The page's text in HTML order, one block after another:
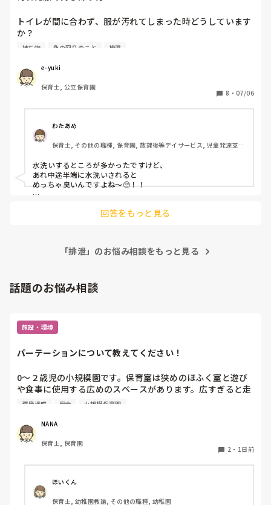
せたりしてるからだと思います。（部屋で同様な声掛けをし
て言う事を聞かせるような保育をしているので）でも、私自
身はやはり子ども達が「おしっこうまくいったねよかった
あげたいと感じます。
ただ、転職してまだ1年未満で、そのクラスの主担任が7.8個
上の先輩なのですが、後輩に対してかなり高圧的な態度です
子もトイレに影響が出てるので、配慮が必要な子は最後の方
に声掛けしてほしい」と伝えたいのですが未だに言えてませ
※夕方の時間帯なので、その次の活動でおやつや昼食や午睡
があるわけでなく室内遊びをしている合間に行っています。
時間に追われているわけでないので個別で対応する時間はた
っぷりあるのに、担任達はいつも急かせか急げ急げという雰
囲気ですごくやりづらいです。
夕方の時間帯は10人前後に担任1オア2人＋フリーが1オア2
た環境のなかで排泄できますもんね少しでも子どもたちにとっ
ても先生にとっても過ごしやすい環境になりますように‥
トイレが間に合わず、服が汚れてしまった時どうしています
か？
勤めている園では、0〜5才全員、そのままビニール袋に入れ
の感覚になっています。でも心の底で、水洗いした方がいい
と思っていて、、、みなさんは水洗いしていますか？
持ち物 身の回りのこと 排泄
e-yuki
保育士, 公立保育園
8 ・ 07/06
わたあめ
保育士, その他の職種, 保育園, 放課後等デイサービス, 児童発達支援
水洗いするところが多かったですけど、
あれ中途半端に水洗いされると
めっちゃ臭いんですよね〜🥺！！
最近思ってます笑🥺！！ 回答をもっと見る
「排泄」のお悩み相談をもっと見る
話題のお悩み相談
施設・環境
パーテーションについて教えてください！
0〜２歳児の小規模園です。保育室は狭めのほふく室と遊び
や食事に使用する広めのスペースがあります。広すぎると走
り回ったりして落ち着かないので、活動によってパーテーシ
うな素材で軽いので、ちょっと体が当たると倒れたり、つか
まり立ちが不安定な子にとっては共倒れになったりで危険で
す。かと言って固定してしまうと活動によって柔軟に移動す
しっかりした重いものを置いていましたが、移動が大変で使
い勝手が悪く、子どもがぶつかって倒れた時に怖い思いをし
ました。
環境構成 安全 小規模保育園
NANA
保育士, 保育園
2 ・ 1日前
ほいくん
保育士, 幼稚園教諭, その他の職種, 幼稚園